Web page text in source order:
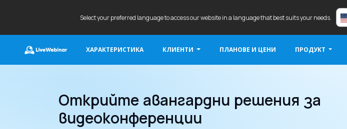
Select your preferred language to access our website in a language that best suits your needs.
ХАРАКТЕРИСТИКА КЛИЕНТИ ПЛАНОВЕ И ЦЕНИ ПРОДУКТ
Открийте авангардни решения за
видеоконференции